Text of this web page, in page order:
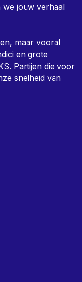
we jouw verhaal
maar vooral
en grote
Partijen die voor
snelheid van